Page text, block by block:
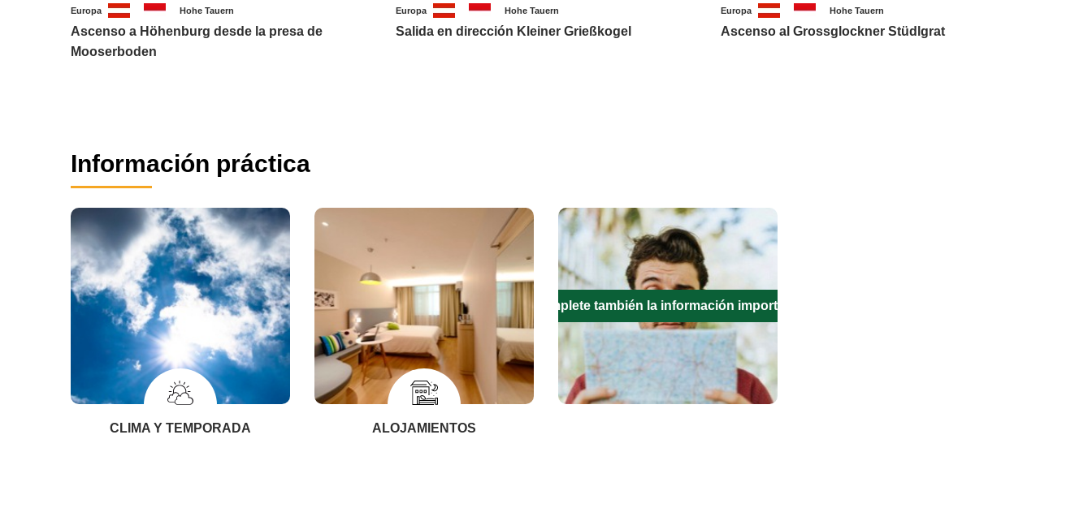
Europa Hohe Tauern
Ascenso a Höhenburg desde la presa de
Mooserboden
Europa Hohe Tauern
Salida en dirección Kleiner Grießkogel
Europa Hohe Tauern
Ascenso al Grossglockner Stüdlgrat
Información práctica
CLIMA Y TEMPORADA ALOJAMIENTOS
Complete también la información importante